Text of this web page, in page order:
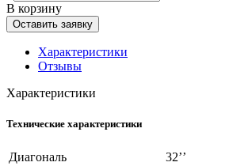
В корзину
Оставить заявку
Характеристики
Отзывы
Характеристики
Технические характеристики
Диагональ
32’’